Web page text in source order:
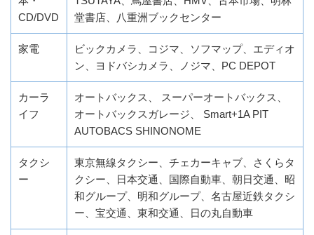
CD/DVD
堂書店、八重洲ブックセンター
家電
ビックカメラ、コジマ、ソフマップ、エディオ
ン、ヨドバシカメラ、ノジマ、PC DEPOT
カーラ
イフ
オートバックス、 スーパーオートバックス、
オートバックスガレージ、 Smart+1A PIT
AUTOBACS SHINONOME
タクシ
ー
東京無線タクシー、チェカーキャブ、さくらタ
クシー、日本交通、国際自動車、朝日交通、昭
和グループ、明和グループ、名古屋近鉄タクシ
ー、宝交通、東和交通、日の丸自動車